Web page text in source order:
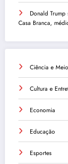
Donald
Casa Branca,
Ciência e
Cultura e
Economia
Educação
Esportes